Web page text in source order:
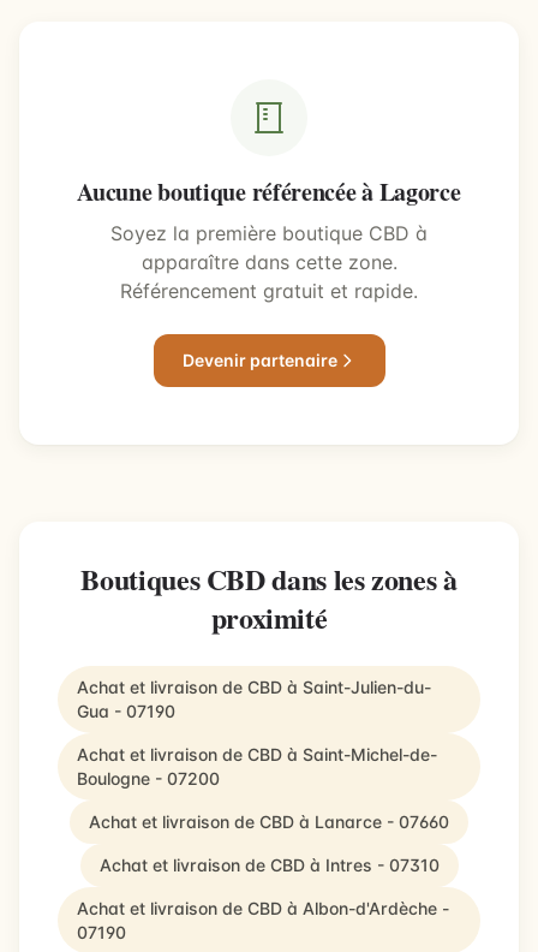
Aucune boutique référencée à Lagorce
Soyez la première boutique CBD à
apparaître dans cette zone.
Référencement gratuit et rapide.
Devenir partenaire
Boutiques CBD dans les zones à
proximité
Achat et livraison de CBD à Saint-Julien-du-
Gua - 07190
Achat et livraison de CBD à Saint-Michel-de-
Boulogne - 07200
Achat et livraison de CBD à Lanarce - 07660
Achat et livraison de CBD à Intres - 07310
Achat et livraison de CBD à Albon-d'Ardèche -
07190